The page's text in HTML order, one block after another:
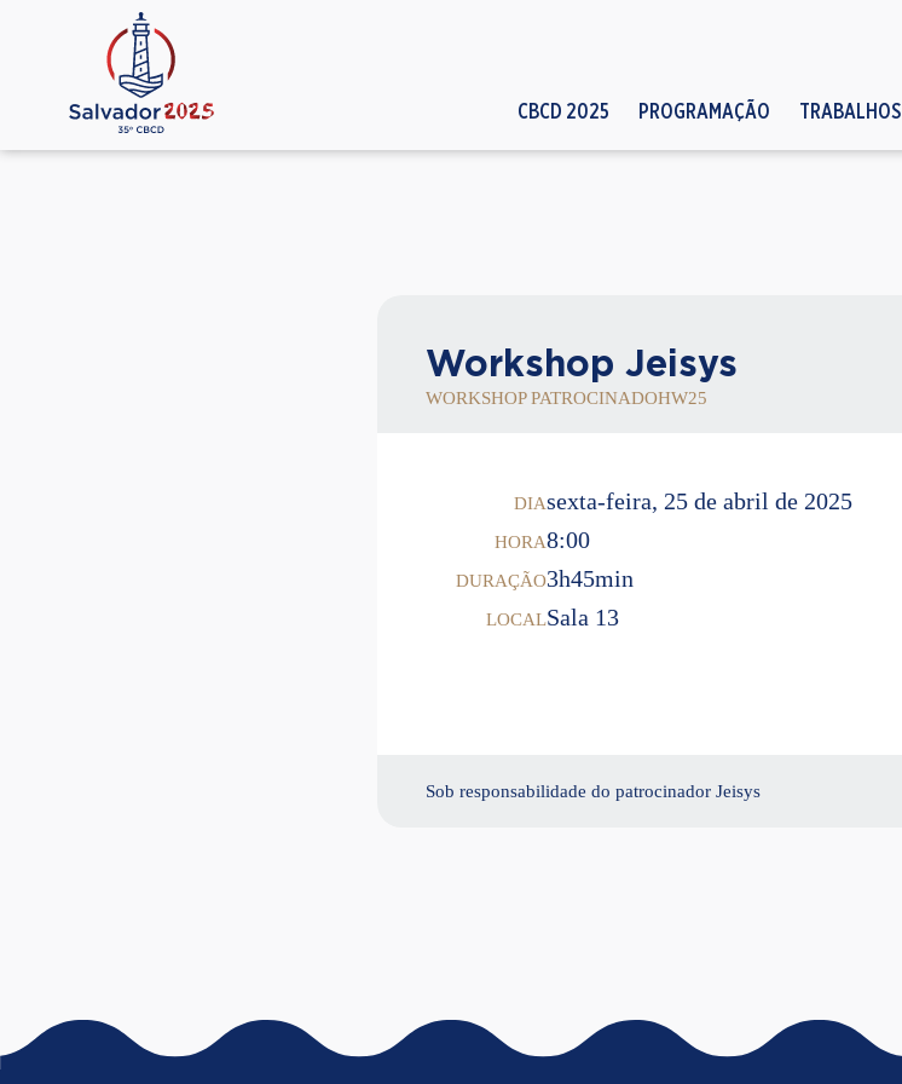
CBCD 2025 PROGRAMAÇÃO TRABALHOS
Workshop Jeisys
WORKSHOP PATROCINADOHW25
DIAsexta-feira, 25 de abril de 2025
HORA8:00
DURAÇÃO3h45min
LOCALSala 13
Sob responsabilidade do patrocinador Jeisys